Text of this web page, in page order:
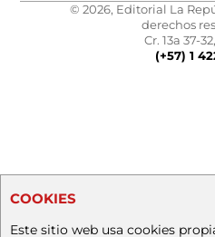
© 2026, Editorial La
derechos
Cr. 13a 37-
(+57) 1
COOKIES
Este sitio web usa cookies